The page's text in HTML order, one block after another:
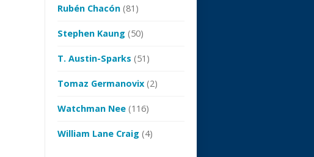
Rubén Chacón (81)
Stephen Kaung (50)
T. Austin-Sparks (51)
Tomaz Germanovix (2)
Watchman Nee (116)
William Lane Craig (4)